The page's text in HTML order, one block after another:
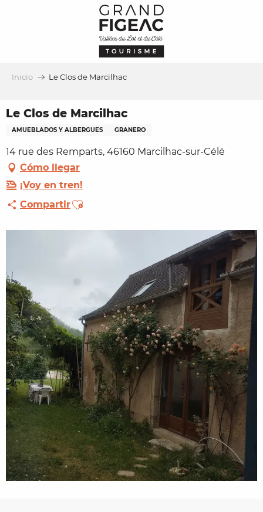
Inicio Le Clos de Marcilhac
Le Clos de Marcilhac
AMUEBLADOS Y ALBERGUES GRANERO
14 rue des Remparts, 46160 Marcilhac-sur-Célé
Cómo llegar
¡Voy en tren!
CompartirAjouter aux favoris